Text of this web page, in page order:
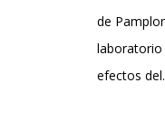
de
laboratorio
efectos